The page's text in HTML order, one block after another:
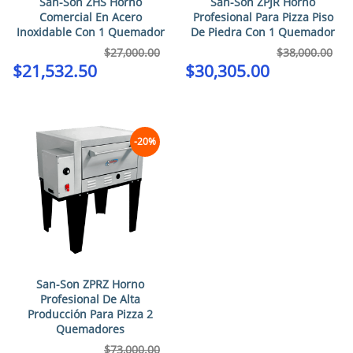
Comercial En Acero
Inoxidable Con 1 Quemador
$27,000.00
$21,532.50
Profesional Para Pizza Piso
De Piedra Con 1 Quemador
$38,000.00
$30,305.00
-20%
San-Son ZPRZ Horno
Profesional De Alta
Producción Para Pizza 2
Quemadores
$73,000.00